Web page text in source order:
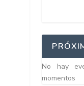
No hay
momentos